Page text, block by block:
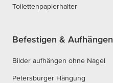
Toilettenpapierhalter
Befestigen & Aufhängen
Bilder aufhängen ohne Nagel
Petersburger Hängung